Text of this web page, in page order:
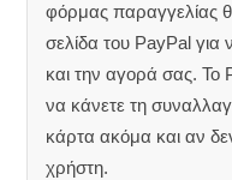
φόρμας παραγγελίας
σελίδα του PayPal
και την αγορά σας. Το
να κάνετε τη
κάρτα ακόμα και αν
χρήστη.